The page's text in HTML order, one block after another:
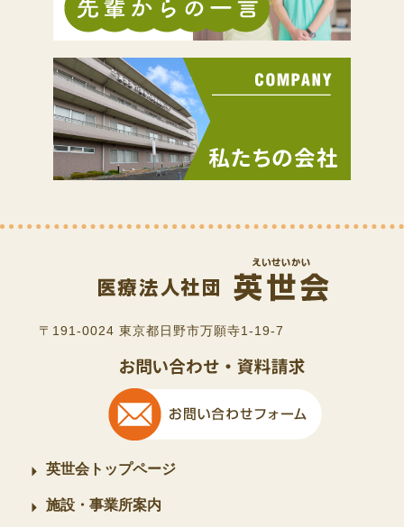
〒191-0024 東京都日野市万願寺1-19-7
英世会トップページ
施設・事業所案内